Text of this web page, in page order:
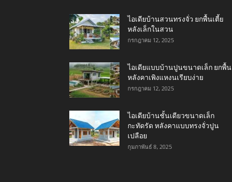
ไอเดียบ้านสวนทรงจั่ว ยกพื้นเตี้ย
หลังเล็กในสวน
กรกฎาคม 12, 2025
ไอเดียแบบบ้านปูนขนาดเล็ก ยกพื้น
หลังคาเพิงแหงนเรียบง่าย
กรกฎาคม 12, 2025
ไอเดียบ้านชั้นเดียวขนาดเล็ก
กะทัดรัด หลังคาแบบทรงจั่วปูน
เปลือย
กุมภาพันธ์ 8, 2025